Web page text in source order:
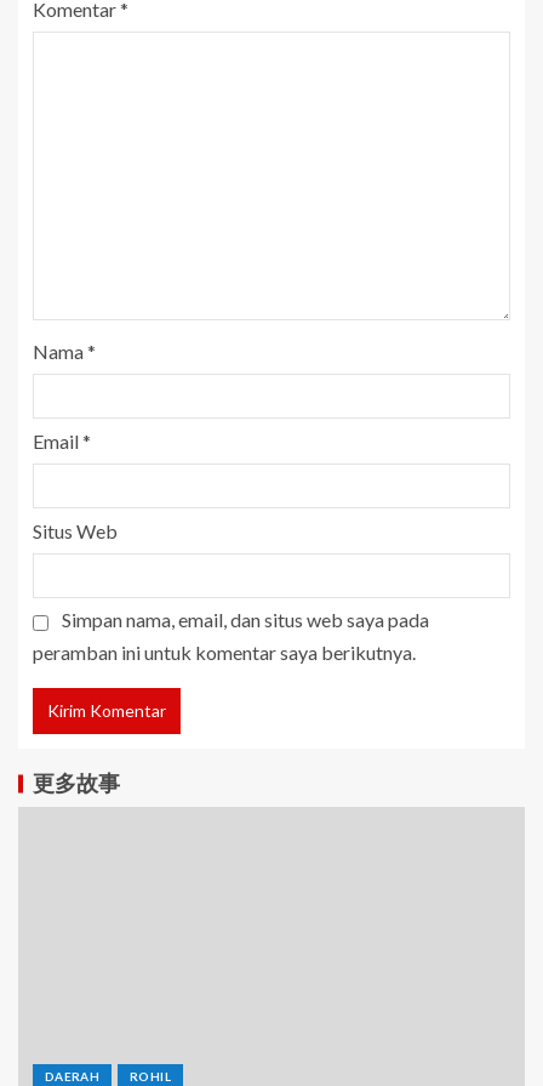
Komentar*
Nama*
Email*
Situs Web
Simpan nama, email, dan situs web saya pada
peramban ini untuk komentar saya berikutnya.
更多故事
DAERAH ROHIL